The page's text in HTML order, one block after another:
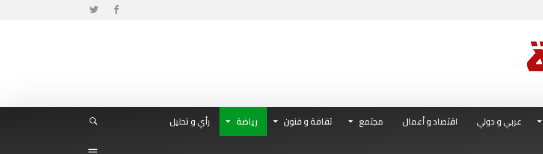
عربي و دولي اقتصاد و أعمال مجتمع ثقافة و فنون رياضة
رأي و تحليل